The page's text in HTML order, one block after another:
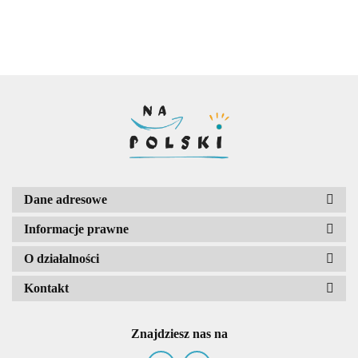
Dane adresowe
Informacje prawne
O działalności
Kontakt
Znajdziesz nas na